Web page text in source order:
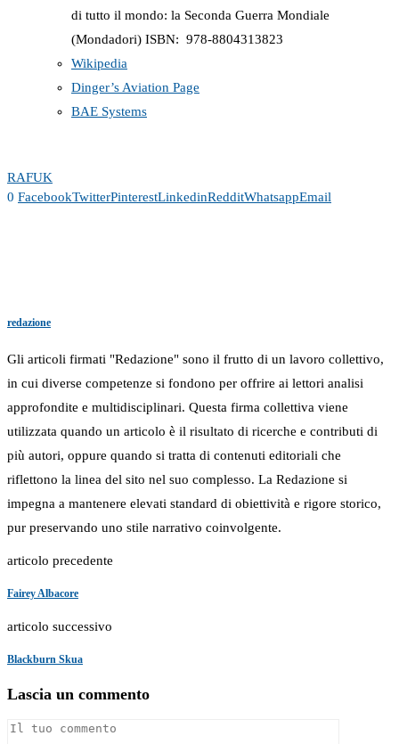
di tutto il mondo: la Seconda Guerra Mondiale
(Mondadori) ISBN: ‎ 978-8804313823
Wikipedia
Dinger’s Aviation Page
BAE Systems
RAFUK
0 FacebookTwitterPinterestLinkedinRedditWhatsappEmail
redazione
Gli articoli firmati "Redazione" sono il frutto di un lavoro collettivo,
in cui diverse competenze si fondono per offrire ai lettori analisi
approfondite e multidisciplinari. Questa firma collettiva viene
utilizzata quando un articolo è il risultato di ricerche e contributi di
più autori, oppure quando si tratta di contenuti editoriali che
riflettono la linea del sito nel suo complesso. La Redazione si
impegna a mantenere elevati standard di obiettività e rigore storico,
pur preservando uno stile narrativo coinvolgente.
articolo precedente
Fairey Albacore
articolo successivo
Blackburn Skua
Lascia un commento